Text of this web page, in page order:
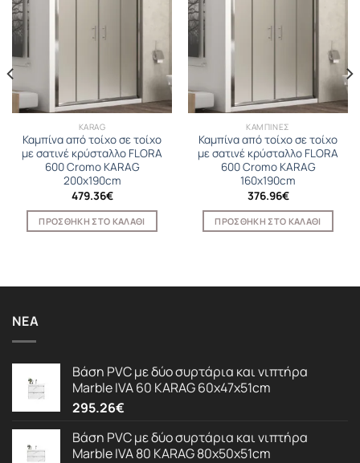
KARAG
Καμπίνα από τοίχο σε τοίχο
με σατινέ κρύσταλλο FLORA
600 Cromo KARAG
200x190cm
479.36€
ΠΡΟΣΘΉΚΗ ΣΤΟ ΚΑΛΆΘΙ
ΚΑΜΠΙΝΕΣ
Καμπίνα από τοίχο σε τοίχο
με σατινέ κρύσταλλο FLORA
600 Cromo KARAG
160x190cm
376.96€
ΠΡΟΣΘΉΚΗ ΣΤΟ ΚΑΛΆΘΙ
ΝΈΑ
Βάση PVC με δύο συρτάρια και νιπτήρα
Marble IVA 60 KARAG 60x47x51cm
295.26€
Βάση PVC με δύο συρτάρια και νιπτήρα
Marble IVA 80 KARAG 80x50x51cm